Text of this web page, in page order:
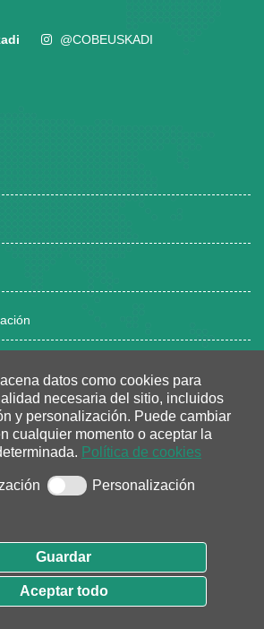
datos como cookies para
necesaria del sitio, incluidos
y personalización. Puede cambiar
cualquier momento o aceptar la
Política de cookies
Personalización
Guardar
Aceptar todo
@COBEUSKADI
al público
a 15:00 horas
a 18:30 horas(bajo cita previa)
Ada Sistemas